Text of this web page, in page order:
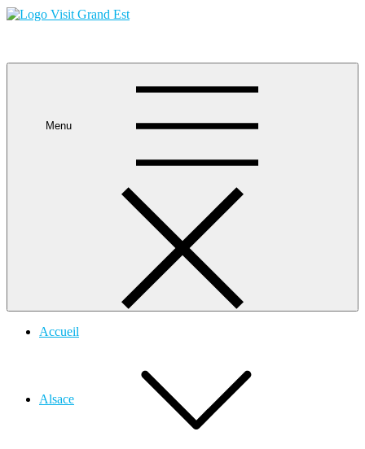
Skip
Menu
Accueil
Alsace